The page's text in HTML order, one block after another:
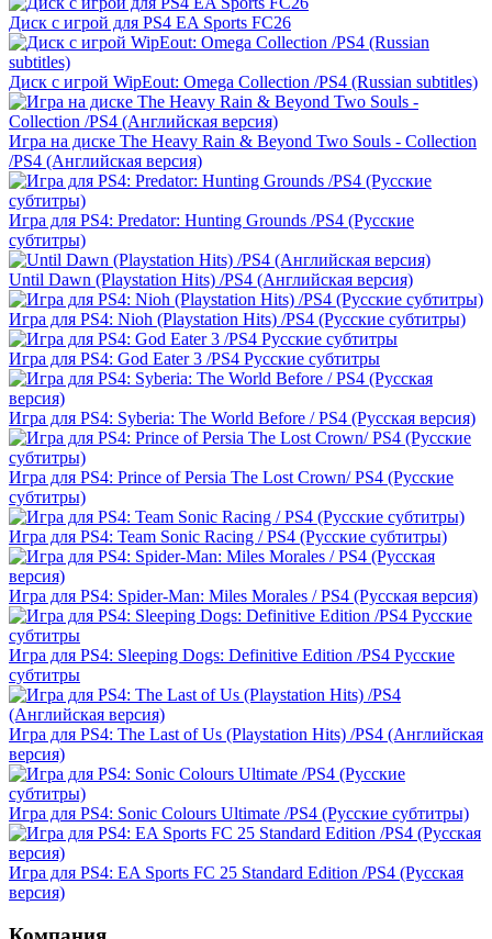
Диск с игрой для PS4 EA Sports FC26
Диск с игрой WipEout: Omega Collection /PS4 (Russian subtitles)
Игра на диске The Heavy Rain & Beyond Two Souls - Collection
/PS4 (Английская версия)
Игра для PS4: Predator: Hunting Grounds /PS4 (Русские
субтитры)
Until Dawn (Playstation Hits) /PS4 (Английская версия)
Игра для PS4: Nioh (Playstation Hits) /PS4 (Русские субтитры)
Игра для PS4: God Eater 3 /PS4 Русские субтитры
Игра для PS4: Syberia: The World Before / PS4 (Русская версия)
Игра для PS4: Prince of Persia The Lost Crown/ PS4 (Русские
субтитры)
Игра для PS4: Team Sonic Racing / PS4 (Русские субтитры)
Игра для PS4: Spider-Man: Miles Morales / PS4 (Русская версия)
Игра для PS4: Sleeping Dogs: Definitive Edition /PS4 Русские
субтитры
Игра для PS4: The Last of Us (Playstation Hits) /PS4 (Английская
версия)
Игра для PS4: Sonic Colours Ultimate /PS4 (Русские субтитры)
Игра для PS4: EA Sports FC 25 Standard Edition /PS4 (Русская
версия)